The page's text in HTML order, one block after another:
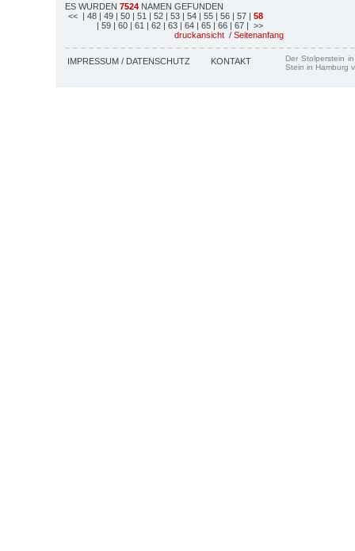
ES WURDEN 7524 NAMEN GEFUNDEN
<< | 48 | 49 | 50 | 51 | 52 | 53 | 54 | 55 | 56 | 57 | 58
| 59 | 60 | 61 | 62 | 63 | 64 | 65 | 66 | 67 | >>
druckansicht / Seitenanfang
IMPRESSUM / DATENSCHUTZ KONTAKT
Der Stolperstein
Stein in Hamburg